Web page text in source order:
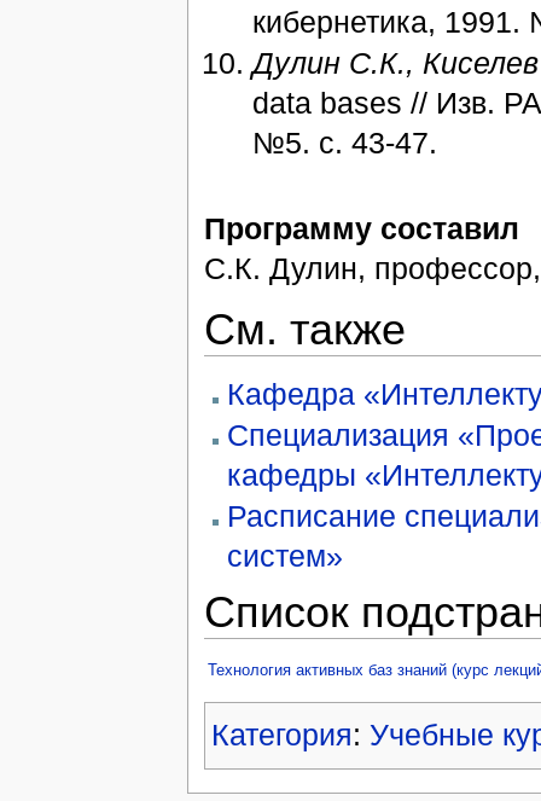
кибернетика,
Дулин С.К.,
data bases // Изв.
№5. с. 43-47.
Программу составил
С.К. Дулин, профессор,
См. также
Кафедра
Специализация
кафедры
Расписание
систем»
Список
Технология активных баз знаний (курс
Категория: Учебные